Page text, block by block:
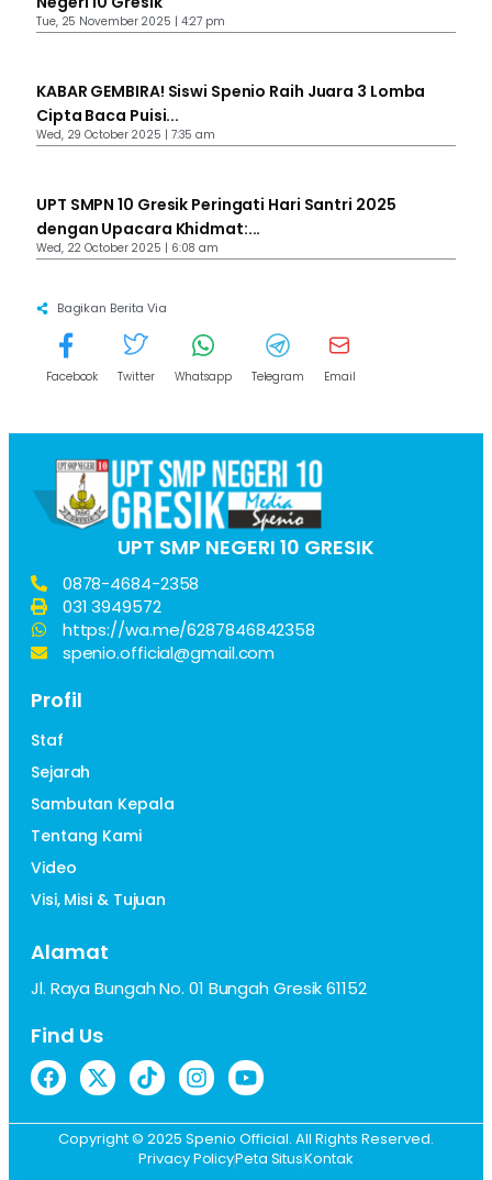
Tue, 25 November 2025 | 4:27 pm
KABAR GEMBIRA! Siswi Spenio Raih Juara 3 Lomba
Cipta Baca Puisi...
Wed, 29 October 2025 | 7:35 am
UPT SMPN 10 Gresik Peringati Hari Santri 2025
dengan Upacara Khidmat:...
Wed, 22 October 2025 | 6:08 am
Bagikan Berita Via
Facebook Twitter Whatsapp Telegram Email
UPT SMP NEGERI 10 GRESIK
0878-4684-2358
031 3949572
https://wa.me/6287846842358
spenio.official@gmail.com
Profil
Staf
Sejarah
Sambutan Kepala
Tentang Kami
Video
Visi, Misi & Tujuan
Alamat
Jl. Raya Bungah No. 01 Bungah Gresik 61152
Find Us
Copyright © 2025 Spenio Official. All Rights Reserved.
Privacy PolicyPeta SitusKontak